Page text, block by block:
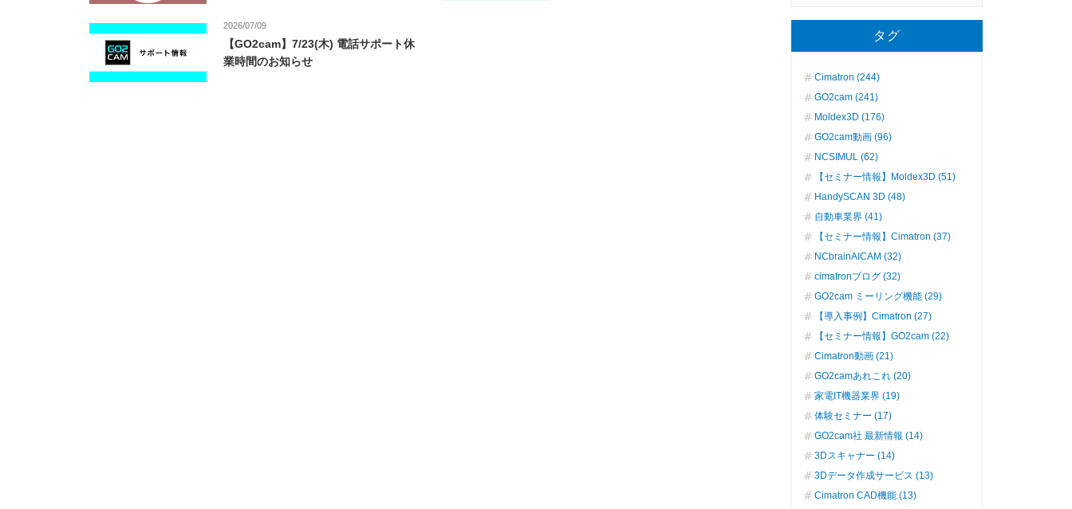
2026/07/09
【GO2cam】7/23(木) 電話サポート休
業時間のお知らせ
タグ
Cimatron (244)
GO2cam (241)
Moldex3D (176)
GO2cam動画 (96)
NCSIMUL (62)
【セミナー情報】Moldex3D (51)
HandySCAN 3D (48)
自動車業界 (41)
【セミナー情報】Cimatron (37)
NCbrainAICAM (32)
cimatronブログ (32)
GO2cam ミーリング機能 (29)
【導入事例】Cimatron (27)
【セミナー情報】GO2cam (22)
Cimatron動画 (21)
GO2camあれこれ (20)
家電IT機器業界 (19)
体験セミナー (17)
GO2cam社 最新情報 (14)
3Dスキャナー (14)
3Dデータ作成サービス (13)
Cimatron CAD機能 (13)